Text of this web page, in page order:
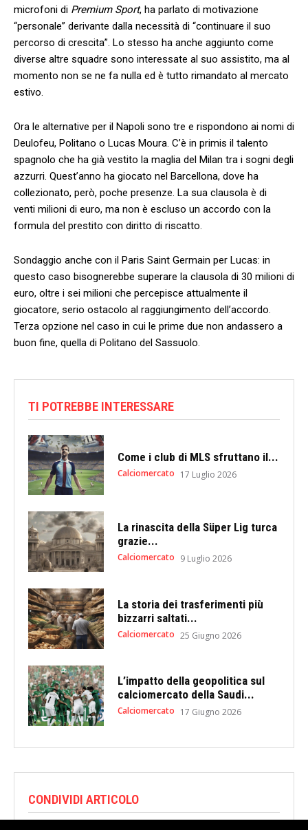
microfoni di Premium Sport, ha parlato di motivazione
“personale” derivante dalla necessità di “continuare il suo
percorso di crescita”. Lo stesso ha anche aggiunto come
diverse altre squadre sono interessate al suo assistito, ma al
momento non se ne fa nulla ed è tutto rimandato al mercato
estivo.
Ora le alternative per il Napoli sono tre e rispondono ai nomi di
Deulofeu, Politano o Lucas Moura. C’è in primis il talento
spagnolo che ha già vestito la maglia del Milan tra i sogni degli
azzurri. Quest’anno ha giocato nel Barcellona, dove ha
collezionato, però, poche presenze. La sua clausola è di
venti milioni di euro, ma non è escluso un accordo con la
formula del prestito con diritto di riscatto.
Sondaggio anche con il Paris Saint Germain per Lucas: in
questo caso bisognerebbe superare la clausola di 30 milioni di
euro, oltre i sei milioni che percepisce attualmente il
giocatore, serio ostacolo al raggiungimento dell’accordo.
Terza opzione nel caso in cui le prime due non andassero a
buon fine, quella di Politano del Sassuolo.
TI POTREBBE INTERESSARE
Come i club di MLS sfruttano il...
Calciomercato 17 Luglio 2026
La rinascita della Süper Lig turca
grazie...
Calciomercato 9 Luglio 2026
La storia dei trasferimenti più
bizzarri saltati...
Calciomercato 25 Giugno 2026
L’impatto della geopolitica sul
calciomercato della Saudi...
Calciomercato 17 Giugno 2026
CONDIVIDI ARTICOLO